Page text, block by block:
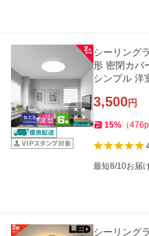
シーリングライト
形 密閉カバ
シンプル 洋
3,500円
15% （476
最短8/10お届
シーリング